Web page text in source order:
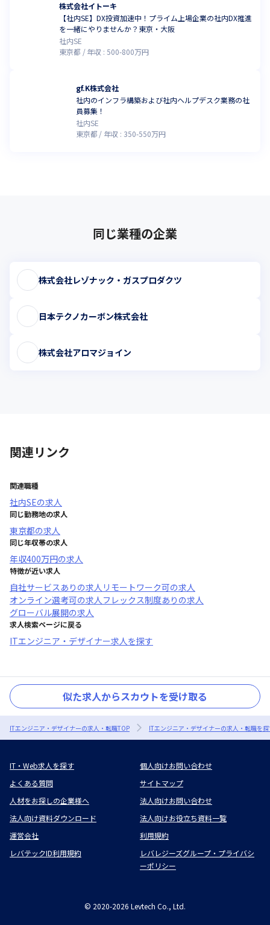
株式会社イトーキ
【社内SE】DX投資加速中！プライム上場企業の社内DX推進
を一緒にやりませんか？東京・大阪
社内SE
東京都
年収 :500-800万円
gf.K株式会社
社内のインフラ構築および社内ヘルプデスク業務の社
員募集！
社内SE
東京都
年収 : 350-550万円
同じ業種の企業
株式会社レゾナック・ガスプロダクツ
日本テクノカーボン株式会社
株式会社アロマジョイン
関連リンク
関連職種
社内SEの求人
同じ勤務地の求人
東京都の求人
同じ年収帯の求人
年収400万円の求人
特徴が近い求人
自社サービスあり の求人 リモートワーク可の求人
オンライン選考可の求人フレックス制度あり の求人
グローバル展開の求人
求人検索ページに戻る
ITエンジニア・デザイナー求人を探す
似た求人からスカウトを受け取る
ITエンジニア・デザイナーの求人・転職TOP ITエンジニア・デザイナーの求人・転職を
IT・Web求人を探す
個人向けお問い合わせ
よくある質問
サイトマップ
人材をお探しの企業様へ
法人向けお問い合わせ
法人向け資料ダウンロード
法人向けお役立ち資料一覧
運営会社
利用規約
レバテックID利用規約
レバレジーズグループ・プライバシ
ーポリシー
© 2020-2026 Levtech Co., Ltd.